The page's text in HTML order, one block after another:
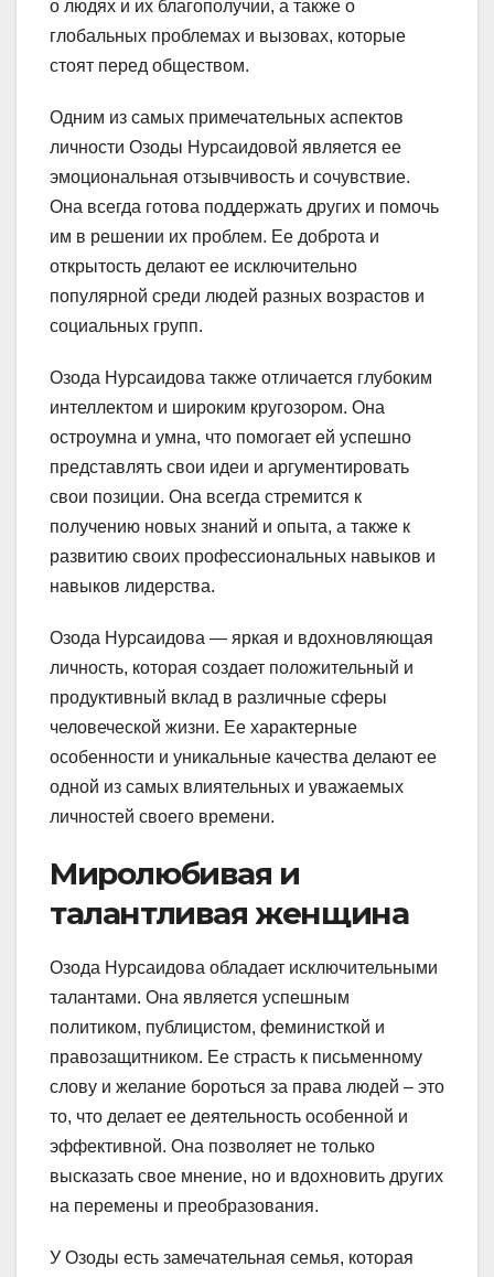
о людях и их благополучии, а также о
глобальных проблемах и вызовах, которые
стоят перед обществом.
Одним из самых примечательных аспектов
личности Озоды Нурсаидовой является ее
эмоциональная отзывчивость и сочувствие.
Она всегда готова поддержать других и помочь
им в решении их проблем. Ее доброта и
открытость делают ее исключительно
популярной среди людей разных возрастов и
социальных групп.
Озода Нурсаидова также отличается глубоким
интеллектом и широким кругозором. Она
остроумна и умна, что помогает ей успешно
представлять свои идеи и аргументировать
свои позиции. Она всегда стремится к
получению новых знаний и опыта, а также к
развитию своих профессиональных навыков и
навыков лидерства.
Озода Нурсаидова — яркая и вдохновляющая
личность, которая создает положительный и
продуктивный вклад в различные сферы
человеческой жизни. Ее характерные
особенности и уникальные качества делают ее
одной из самых влиятельных и уважаемых
личностей своего времени.
Миролюбивая и
талантливая женщина
Озода Нурсаидова обладает исключительными
талантами. Она является успешным
политиком, публицистом, феминисткой и
правозащитником. Ее страсть к письменному
слову и желание бороться за права людей – это
то, что делает ее деятельность особенной и
эффективной. Она позволяет не только
высказать свое мнение, но и вдохновить других
на перемены и преобразования.
У Озоды есть замечательная семья, которая